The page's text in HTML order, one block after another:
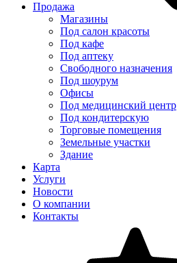
Продажа
Магазины
Под салон красоты
Под кафе
Под аптеку
Свободного назначения
Под шоурум
Офисы
Под медицинский центр
Под кондитерскую
Торговые помещения
Земельные участки
Здание
Карта
Услуги
Новости
О компании
Контакты